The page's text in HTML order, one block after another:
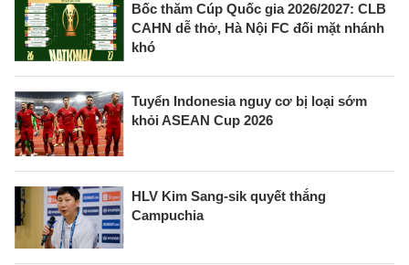
Bốc thăm Cúp Quốc gia 2026/2027: CLB
CAHN dễ thở, Hà Nội FC đối mặt nhánh
khó
Tuyển Indonesia nguy cơ bị loại sớm
khỏi ASEAN Cup 2026
HLV Kim Sang-sik quyết thắng
Campuchia